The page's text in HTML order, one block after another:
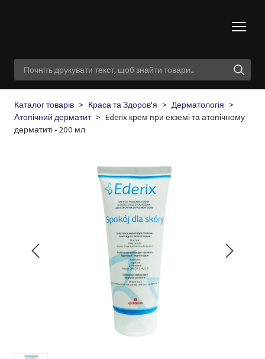
Каталог товарів Краса та Здоров'я
Дерматологія
Атопічний дерматит
Ederix крем при екземі та атопічному
дерматиті - 200 мл